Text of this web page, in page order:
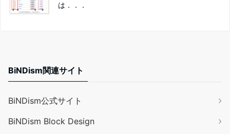
は．．．
BiNDism関連サイト
BiNDism公式サイト
BiNDism Block Design